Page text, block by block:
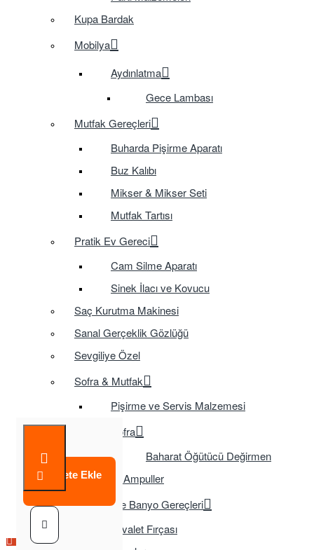
Kupa Bardak
Mobilya
Aydınlatma
Gece Lambası
Mutfak Gereçleri
Buharda Pişirme Aparatı
Buz Kalıbı
Mikser & Mikser Seti
Mutfak Tartısı
Pratik Ev Gereci
Cam Silme Aparatı
Sinek İlacı ve Kovucu
Saç Kurutma Makinesi
Sanal Gerçeklik Gözlüğü
Sevgiliye Özel
Sofra & Mutfak
Pişirme ve Servis Malzemesi
Sofra
Baharat Öğütücü Değirmen
Tasarruflu Ampuller
Temizlik ve Banyo Gereçleri
Tuvalet Fırçası
Sepete Ekle
Çok Satılan Ürün